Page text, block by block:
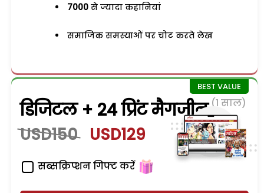
7000 से ज्यादा कहानियां
समाजिक समस्याओं पर चोट करते लेख
डिजिटल + 24 प्रिंट मैगजीन (1 साल)
USD150 USD129
सब्सक्रिप्शन गिफ्ट करें